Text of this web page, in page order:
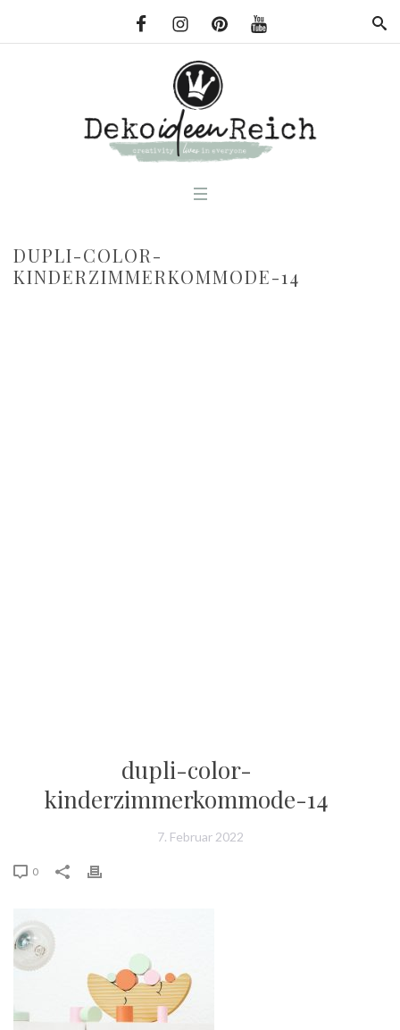
DUPLI-COLOR-
KINDERZIMMERKOMMODE-14
dupli-color-
kinderzimmerkommode-14
7. Februar 2022
0